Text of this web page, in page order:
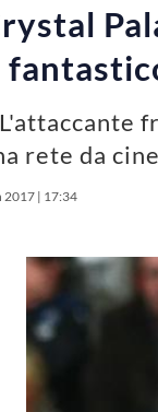
rete da
2017 | 17:34